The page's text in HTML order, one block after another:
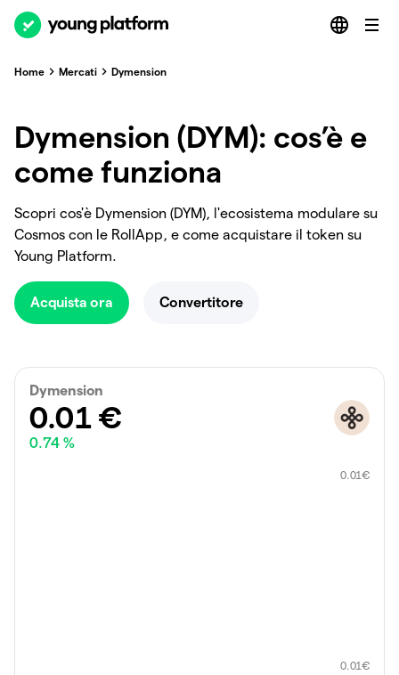
Home Mercati Dymension
Dymension (DYM): cos’è e
come funziona
Scopri cos'è Dymension (DYM), l'ecosistema modulare su
Cosmos con le RollApp, e come acquistare il token su
Young Platform.
Acquista ora Convertitore
Dymension
0.01 €
0.74 %
0.01€
0.01€